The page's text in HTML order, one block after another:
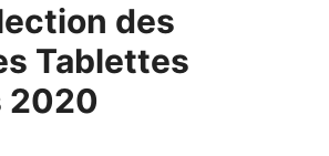
des
Tablettes
2020